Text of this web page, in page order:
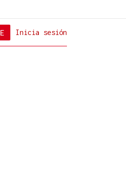
Inicia sesión